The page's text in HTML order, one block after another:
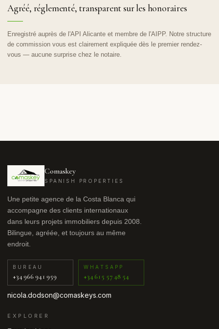
Agréé, réglementé, transparent sur les honoraires
Enregistré auprès de l'API Alicante et membre de l'AIPP. Notre structure
de commission vous est clairement expliquée dès le premier rendez-
vous — aucune surprise chez le notaire.
Comaskey
SPANISH PROPERTIES
Une petite agence de la Costa Blanca qui
accompagne des clients internationaux
dans leurs projets immobiliers depuis 2008.
Bilingue, agréée, et toujours au même
endroit.
BUREAU
+34 966 941 959
WHATSAPP
+34 615 57 48 54
nicola.dodson@comaskeys.com
EXPLORER